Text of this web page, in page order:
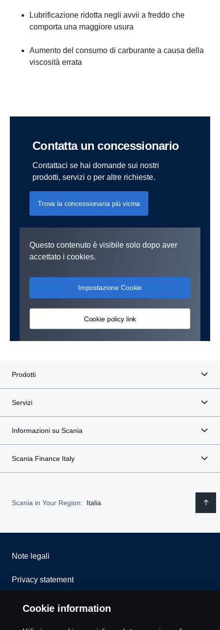
Lubrificazione ridotta negli avvii a freddo che
comporta una maggiore usura
Aumento del consumo di carburante a causa della
viscosità errata
Contatta un concessionario
Contattaci se hai domande sui nostri
prodotti, servizi o per altre richieste.
Trova la concessionaria più vicina
Questo contenuto è visibile solo dopo aver
accettato i cookies.
Impostazione Cookie
Cookie policy link
Prodotti
Servizi
Informazioni su Scania
Scania Finance Italy
Scania in Your Region: Italia
Note legali
Privacy statement
Cookies
Whistleblowing
Cookie information